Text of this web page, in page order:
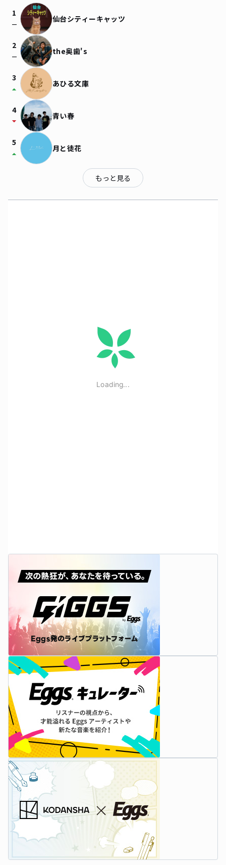
1
check_indeterminate_small 仙台シティーキャッツ
2
check_indeterminate_small the奥歯's
3
arrow_drop_up あひる文庫
4
arrow_drop_down 青い春
5
arrow_drop_up 月と徒花
もっと見る